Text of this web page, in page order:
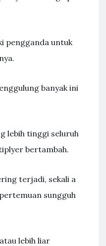
pengganda untuk
banyak ini
lebih tinggi seluruh
bertambah.
terjadi, sekali a
sungguh
lebih liar